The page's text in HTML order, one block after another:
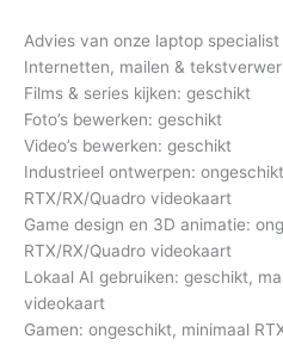
Advies van onze laptop specialist
Internetten, mailen &
Films & series kijken: geschikt
Foto’s bewerken: geschikt
Video’s bewerken: geschikt
Industrieel ontwerpen:
RTX/RX/Quadro videokaart
Game design en 3D animatie:
RTX/RX/Quadro videokaart
Lokaal AI gebruiken: geschikt,
videokaart
Gamen: ongeschikt, minimaal